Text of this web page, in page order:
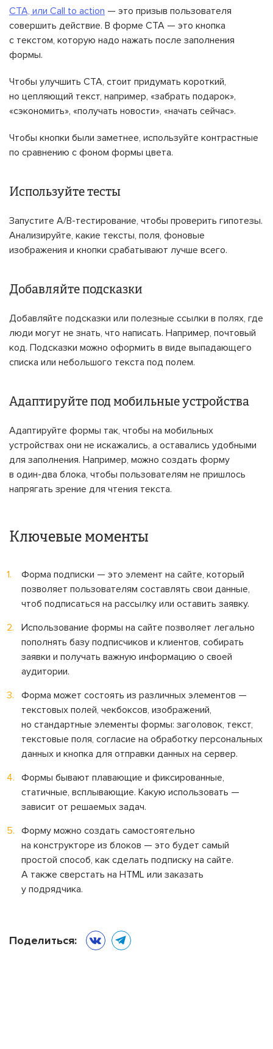
CTA, или Call to action — это призыв пользователя
совершить действие. В форме CTA — это кнопка
с текстом, которую надо нажать после заполнения
формы.
Чтобы улучшить CTA, стоит придумать короткий,
но цепляющий текст, например, «забрать подарок»,
«сэкономить», «получать новости», «начать сейчас».
Чтобы кнопки были заметнее, используйте контрастные
по сравнению с фоном формы цвета.
Используйте тесты
Запустите A/B-тестирование, чтобы проверить гипотезы.
Анализируйте, какие тексты, поля, фоновые
изображения и кнопки срабатывают лучше всего.
Добавляйте подсказки
Добавляйте подсказки или полезные ссылки в полях, где
люди могут не знать, что написать. Например, почтовый
код. Подсказки можно оформить в виде выпадающего
списка или небольшого текста под полем.
Адаптируйте под мобильные устройства
Адаптируйте формы так, чтобы на мобильных
устройствах они не искажались, а оставались удобными
для заполнения. Например, можно создать форму
в один-два блока, чтобы пользователям не пришлось
напрягать зрение для чтения текста.
Ключевые моменты
Форма подписки — это элемент на сайте, который
позволяет пользователям составлять свои данные,
чтоб подписаться на рассылку или оставить заявку.
Использование формы на сайте позволяет легально
пополнять базу подписчиков и клиентов, собирать
заявки и получать важную информацию о своей
аудитории.
Форма может состоять из различных элементов —
текстовых полей, чекбоксов, изображений,
но стандартные элементы формы: заголовок, текст,
текстовые поля, согласие на обработку персональных
данных и кнопка для отправки данных на сервер.
Формы бывают плавающие и фиксированные,
статичные, всплывающие. Какую использовать —
зависит от решаемых задач.
Форму можно создать самостоятельно
на конструкторе из блоков — это будет самый
простой способ, как сделать подписку на сайте.
А также сверстать на HTML или заказать
у подрядчика.
Поделиться: